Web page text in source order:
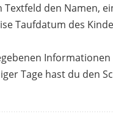
Textfeld den Namen,
Taufdatum des
Tage hast du den